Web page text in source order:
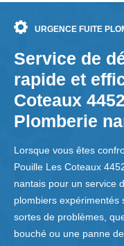
URGENCE FUITE
Service de
rapide et
Coteaux
Plomberie
Lorsque vous êtes
Pouille Les Coteaux
nantais pour un service
plombiers expérimentés
sortes de problèmes,
bouché ou une panne